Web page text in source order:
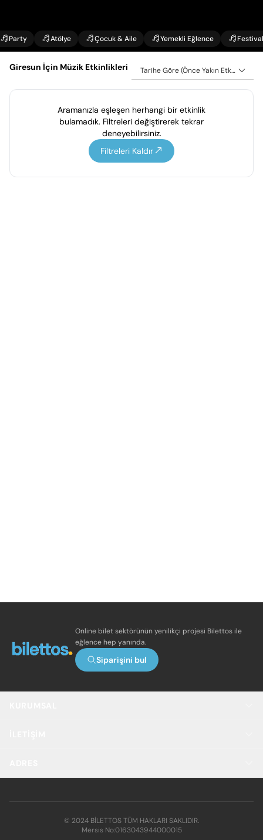
Party Atölye Çocuk & Aile Yemekli Eğlence Festival
Giresun İçin Müzik Etkinlikleri Tarihe Göre (Önce Yakın Etkinlikler)
Aramanızla eşleşen herhangi bir etkinlik
bulamadık. Filtreleri değiştirerek tekrar
deneyebilirsiniz.
Filtreleri Kaldır
Online bilet sektörünün yenilikçi projesi Bilettos ile
eğlence hep yanında.
Siparişini bul
© 2024 BİLETTOS TÜM HAKLARI SAKLIDIR.
Mersis No:0163043944000015